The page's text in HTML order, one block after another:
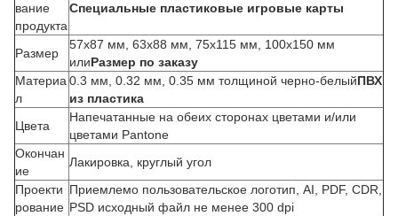
вание
продукта
Специальные пластиковые игровые карты
Размер
57x87 мм, 63x88 мм, 75x115 мм, 100x150 мм
илиРазмер по заказу
Материа
л
0.3 мм, 0.32 мм, 0.35 мм толщиной черно-белыйПВХ
из пластика
Цвета
Напечатанные на обеих сторонах цветами и/или
цветами Pantone
Окончан
ие
Лакировка, круглый угол
Проекти
рование
Приемлемо пользовательское логотип, AI, PDF, CDR,
PSD исходный файл не менее 300 dpi